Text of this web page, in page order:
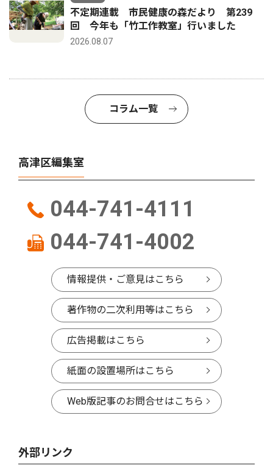
不定期連載 市民健康の森だより 第239
回 今年も「竹工作教室」行いました
2026.08.07
コラム一覧
高津区編集室
044-741-4111
044-741-4002
情報提供・ご意見はこちら
著作物の二次利用等はこちら
広告掲載はこちら
紙面の設置場所はこちら
Web版記事のお問合せはこちら
外部リンク